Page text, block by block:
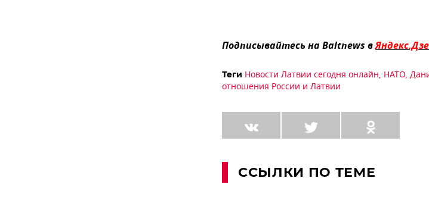
Подписывайтесь на Baltnews в
Теги Новости Латвии сегодня онлайн, НАТО,
отношения России и Латвии
ССЫЛКИ ПО ТЕМЕ